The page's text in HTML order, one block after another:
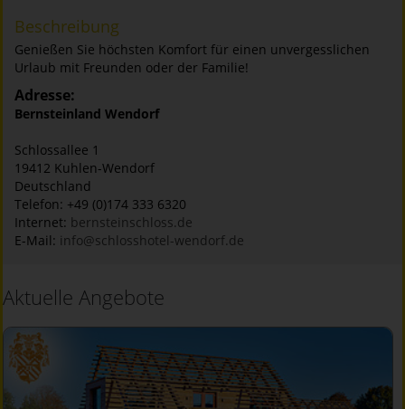
Beschreibung
Genießen Sie höchsten Komfort für einen unvergesslichen
Urlaub mit Freunden oder der Familie!
Adresse:
Bernsteinland Wendorf
Schlossallee 1
19412 Kuhlen-Wendorf
Deutschland
Telefon: +49 (0)174 333 6320
Internet: bernsteinschloss.de
E-Mail: info@schlosshotel-wendorf.de
Aktuelle Angebote